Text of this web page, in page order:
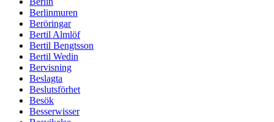
Berlinmuren
Beröringar
Bertil Almlöf
Bertil Bengtsson
Bertil Wedin
Bervisning
Beslagta
Beslutsförhet
Besök
Besserwisser